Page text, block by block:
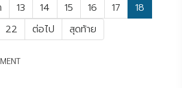
13 14 15 16 17
18
22 ต่อไป สุดท้าย